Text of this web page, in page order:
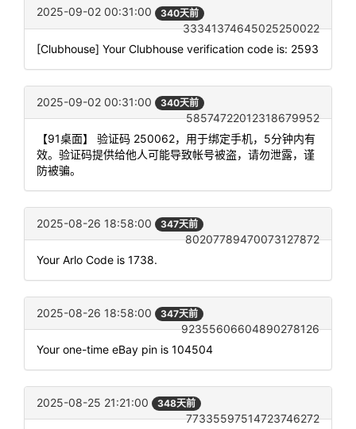
2025-09-02 00:31:00 340天前
33341374645025250022
[Clubhouse] Your Clubhouse verification code is: 2593
2025-09-02 00:31:00 340天前
58574722012318679952
【91桌面】 验证码 250062，用于绑定手机，5分钟内有
效。验证码提供给他人可能导致帐号被盗，请勿泄露，谨
防被骗。
2025-08-26 18:58:00 347天前
80207789470073127872
Your Arlo Code is 1738.
2025-08-26 18:58:00 347天前
92355606604890278126
Your one-time eBay pin is 104504
2025-08-25 21:21:00 348天前
77335597514723746272